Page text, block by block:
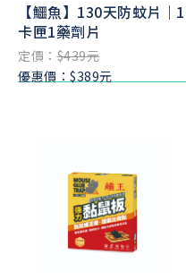
【鱷魚】130天防蚊片｜1
卡匣1藥劑片
定價：$439元
優惠價：$389元